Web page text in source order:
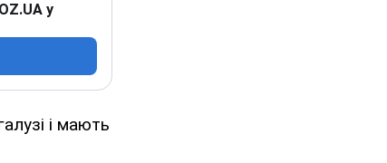
у
і мають